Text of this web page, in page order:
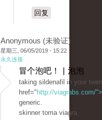
回复
Anonymous (未验证)
星期三, 06/05/2019 - 15:22
永久连接
冒个泡吧！ | 泡泡
taking sildenafil in your
href=" http://viagrabs.com/
generic.
skinner toma viagra.